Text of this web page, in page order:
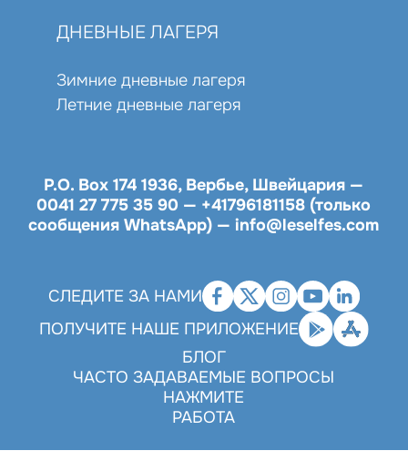
ДНЕВНЫЕ ЛАГЕРЯ
Зимние дневные лагеря
Летние дневные лагеря
P.O. Box 174 1936, Вербье, Швейцария —
0041 27 775 35 90 — +41796181158 (только
сообщения WhatsApp) —info@leselfes.com
СЛЕДИТЕ ЗА НАМИ
ПОЛУЧИТЕ НАШЕ ПРИЛОЖЕНИЕ
БЛОГ
ЧАСТО ЗАДАВАЕМЫЕ ВОПРОСЫ
НАЖМИТЕ
РАБОТА